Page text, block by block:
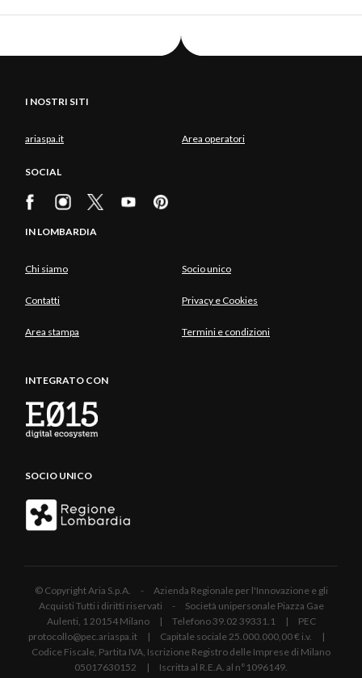
I NOSTRI SITI
ariaspa.it Area operatori
SOCIAL
IN LOMBARDIA
Chi siamo Socio unico
Contatti Privacy e Cookies
Area stampa Termini e condizioni
INTEGRATO CON
SOCIO UNICO
© Copyright Aria S.p.A. - Azienda Regionale per l'Innovazione e gli
Acquisti Tutti i diritti riservati - Società unipersonale Piazza Gae
Aulenti, 1 20154 Milano | Telefono 39.02 39331.1 | PEC
protocollo@pec.ariaspa.it | Capitale sociale 25.000.000,00 € i.v. |
Codice Fiscale, Partita IVA, Iscrizione Registro delle Imprese di Milano
05017630152 | Iscritta al R.E.A. al n°1096149.